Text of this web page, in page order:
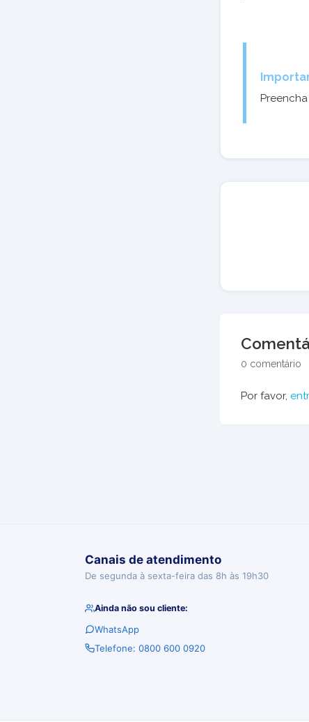
0 comentário
Por favor,
Canais de atendimento
De segunda à sexta-feira das 8h às 19h30
Ainda não sou cliente:
WhatsApp
Telefone: 0800 600 0920